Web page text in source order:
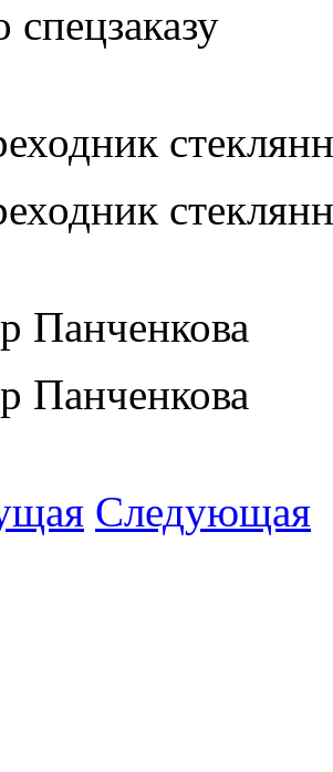
спецзаказу
Панченкова
Панченкова
Следующая